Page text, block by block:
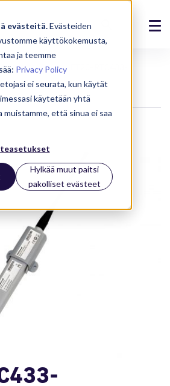
evästeitä.Evästeiden
käyttökokemusta,
ja teemme
Privacy Policy
ei seurata, kun käytät
käytetään yhtä
että sinua ei saa
Hylkää muut paitsi
pakolliset evästeet
laitteet